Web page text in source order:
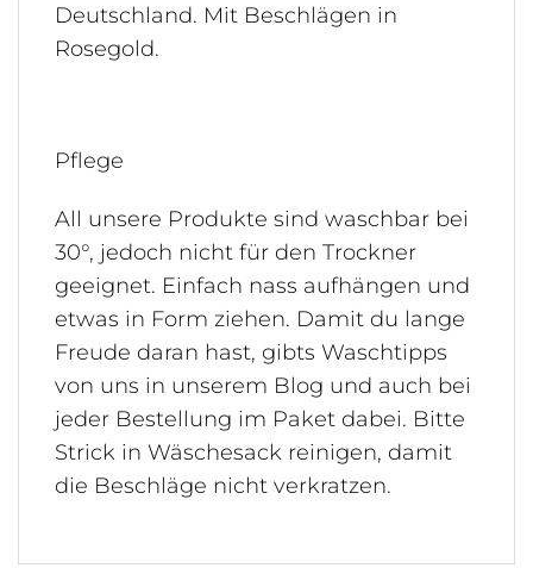
Deutschland. Mit Beschlägen in
Rosegold.
Pflege
All unsere Produkte sind waschbar bei
30°, jedoch nicht für den Trockner
geeignet. Einfach nass aufhängen und
etwas in Form ziehen. Damit du lange
Freude daran hast, gibts Waschtipps
von uns in unserem Blog und auch bei
jeder Bestellung im Paket dabei. Bitte
Strick in Wäschesack reinigen, damit
die Beschläge nicht verkratzen.